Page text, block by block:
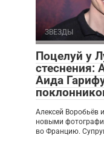
ЗВЕЗДЫ
Поцелуй у
стеснения:
Аида
Алексей Воробьёв
новыми
во Францию.